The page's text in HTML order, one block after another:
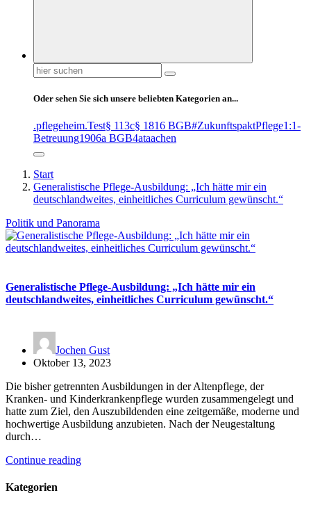
Suchen
nach:
Oder sehen Sie sich unsere beliebten Kategorien an...
.pflegeheim.Test§ 113c§ 1816 BGB#ZukunftspaktPflege1:1-
Betreuung1906a BGB4ataachen
Start
Generalistische Pflege-Ausbildung: „Ich hätte mir ein
deutschlandweites, einheitliches Curriculum gewünscht.“
Politik und Panorama
Generalistische Pflege-Ausbildung: „Ich hätte mir ein
deutschlandweites, einheitliches Curriculum gewünscht.“
Jochen Gust
Oktober 13, 2023
Die bisher getrennten Ausbildungen in der Altenpflege, der
Kranken- und Kinderkrankenpflege wurden zusammengelegt und
hatte zum Ziel, den Auszubildenden eine zeitgemäße, moderne und
hochwertige Ausbildung anzubieten. Nach der Neugestaltung
durch…
Continue reading
Kategorien